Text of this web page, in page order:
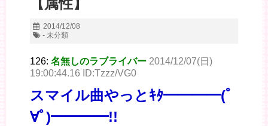
【属性】
2014/12/08
- 未分類
126: 名無しのラブライバー 2014/12/07(日)
19:00:44.16 ID:Tzzz/VG0
スマイル曲やっとｷﾀ━━━━(ﾟ
∀ﾟ)━━━━!!